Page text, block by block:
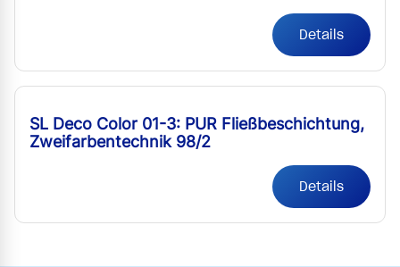
Details
SL Deco Color 01-3: PUR Fließbeschichtung,
Zweifarbentechnik 98/2
Details